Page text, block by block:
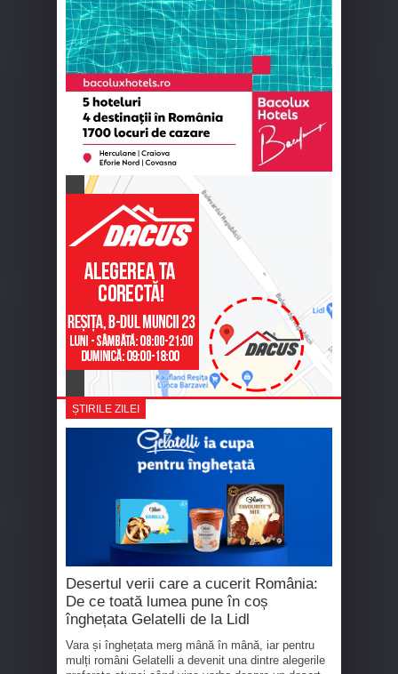
ȘTIRILE ZILEI
Desertul verii care a cucerit România:
De ce toată lumea pune în coș
înghețata Gelatelli de la Lidl
Vara și înghețata merg mână în mână, iar pentru
mulți români Gelatelli a devenit una dintre alegerile